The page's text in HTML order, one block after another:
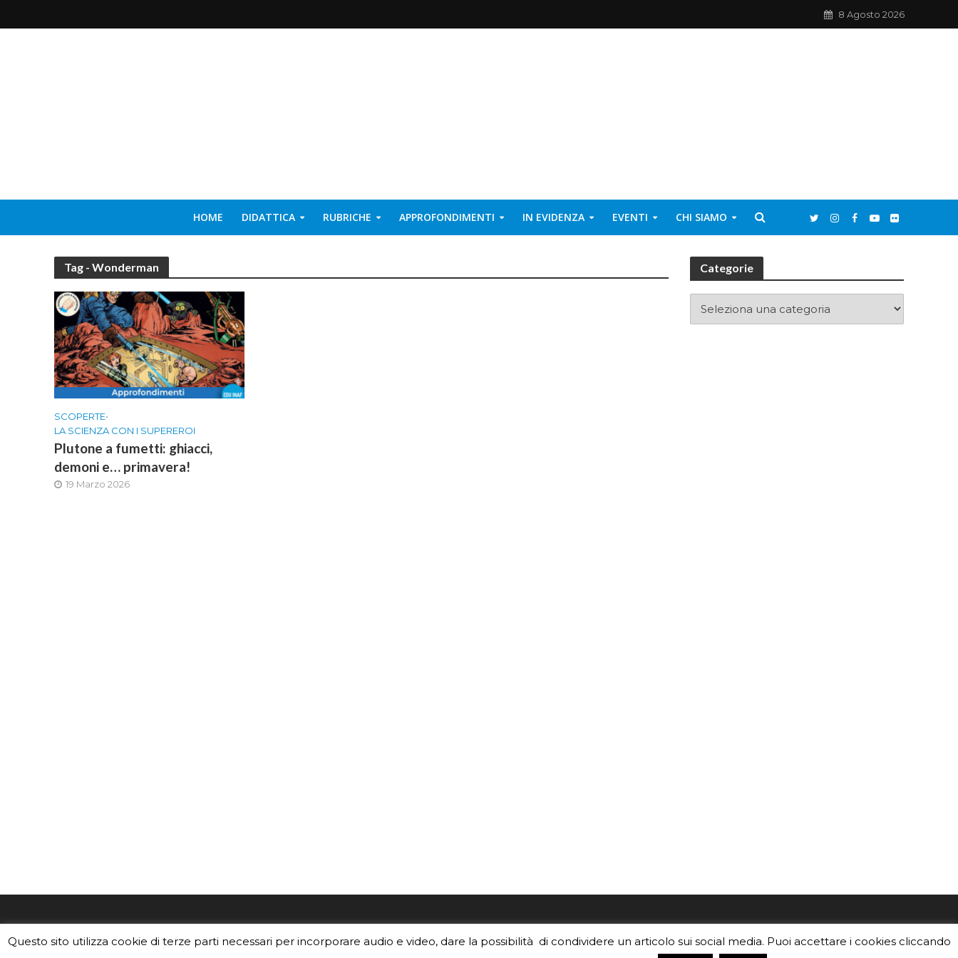
8 Agosto 2026
HOME DIDATTICA RUBRICHE APPROFONDIMENTI IN EVIDENZA EVENTI CHI SIAMO
Tag - Wonderman
SCOPERTE•
LA SCIENZA CON I SUPEREROI
Plutone a fumetti: ghiacci,
demoni e… primavera!
19 Marzo 2026
Categorie
divulgazione dell'INAF,Istituto
Leggi i Crediti.
risponde, per inviarci le tue foto o i
brochureda distribuire nella tua
Questo sito utilizza cookie di terze parti necessari per incorporare audio e video, dare la possibilità di condividere un articolo sui social media. Puoi accettare i cookies cliccando